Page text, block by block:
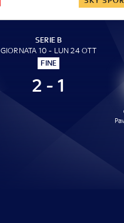
SERIE B
GIORNATA 10 - LUN 24 OTT
FINE
2 - 1